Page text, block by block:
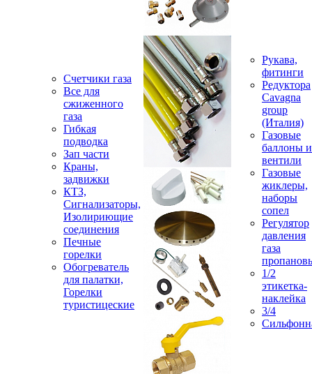
Счетчики газа
Все для
сжиженного
газа
Гибкая
подводка
Зап части
Краны,
задвижки
КТЗ,
Сигнализаторы,
Изолириющие
соединения
Печные
горелки
Обогреватель
для палатки,
Горелки
туристицеские
Рукава,
фитинги
Редуктора
Cavagna
group
(Италия)
Газовые
баллоны и
вентили
Газовые
жиклеры,
наборы
сопел
Регулятор
давления
газа
1/2
этикетка-
наклейка
3/4